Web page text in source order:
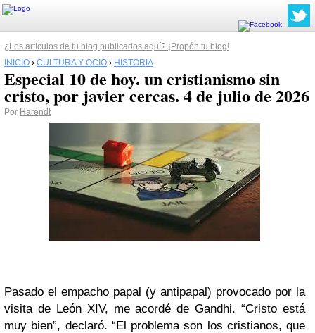
¿Los artículos de tu blog publicados aquí? ¡Propón tu blog!
INICIO › CULTURA Y OCIO › HISTORIA
Especial 10 de hoy. un cristianismo sin
cristo, por javier cercas. 4 de julio de 2026
Por Harendt
Pasado el empacho papal (y antipapal) provocado por la
visita de León XIV, me acordé de Gandhi. “Cristo está
muy bien”, declaró. “El problema son los cristianos, que